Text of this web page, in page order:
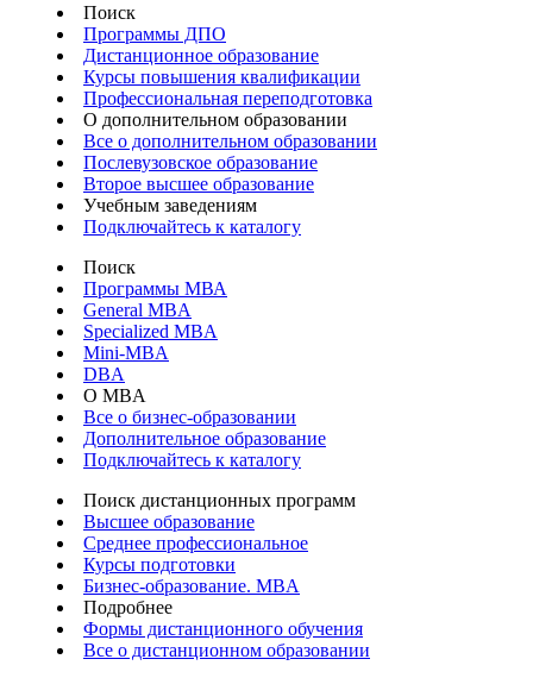
Поиск
Программы ДПО
Дистанционное образование
Курсы повышения квалификации
Профессиональная переподготовка
О дополнительном образовании
Все о дополнительном образовании
Послевузовское образование
Второе высшее образование
Учебным заведениям
Подключайтесь к каталогу
Поиск
Программы МВА
General MBA
Specialized MBA
Mini-MBA
DBA
О MBA
Все о бизнес-образовании
Дополнительное образование
Подключайтесь к каталогу
Поиск дистанционных программ
Высшее образование
Среднее профессиональное
Курсы подготовки
Бизнес-образование. MBA
Подробнее
Формы дистанционного обучения
Все о дистанционном образовании